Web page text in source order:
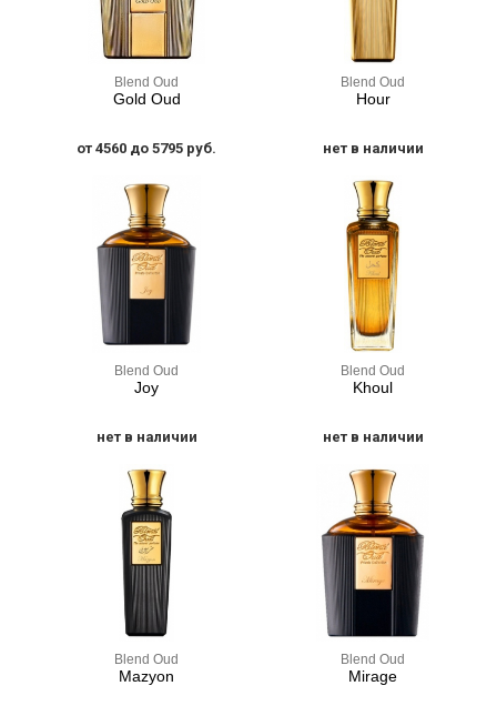
Blend Oud
Gold Oud
от 4560 до 5795 руб.
Blend Oud
Hour
нет в наличии
Blend Oud
Joy
нет в наличии
Blend Oud
Khoul
нет в наличии
Blend Oud
Mazyon
Blend Oud
Mirage